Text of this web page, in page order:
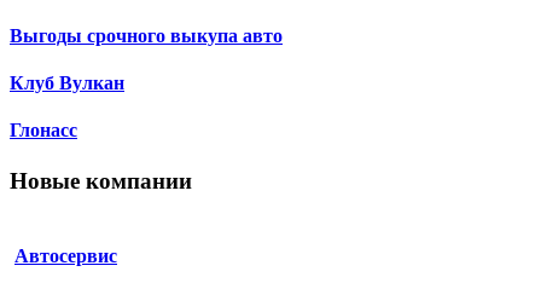
Выгоды срочного выкупа авто
Клуб Вулкан
Глонасс
Новые компании
Автосервис